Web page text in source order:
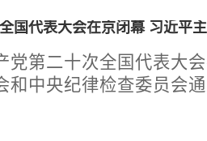
国代表大会在京闭幕 习近平
党第二十次全国代表大
和中央纪律检查委员会
国共产党章程（修正案